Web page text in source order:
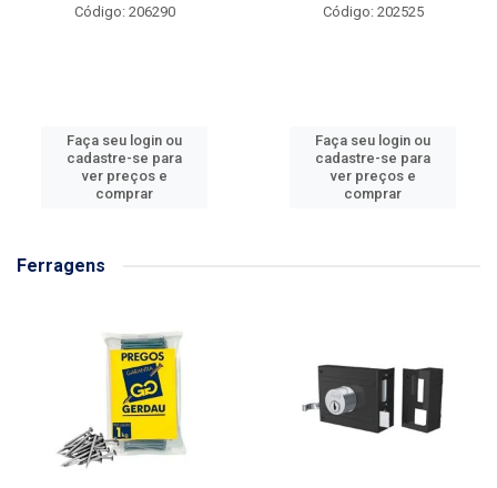
Código: 206290
Faça seu login ou
cadastre-se para
ver preços e
comprar
Código: 202525
Faça seu login ou
cadastre-se para
ver preços e
comprar
Ferragens